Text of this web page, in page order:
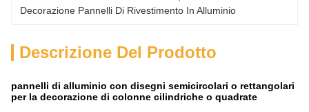
Decorazione Pannelli Di Rivestimento In Alluminio
Descrizione Del Prodotto
pannelli di alluminio con disegni semicircolari o rettangolari
per la decorazione di colonne cilindriche o quadrate